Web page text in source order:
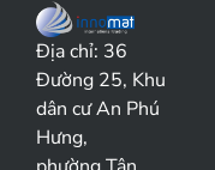
Địa chỉ: 36
Đường 25, Khu
dân cư An Phú
Hưng,